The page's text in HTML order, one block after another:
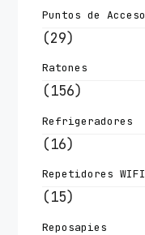
Puntos de Acceso
(29)
Ratones
(156)
Refrigeradores
(16)
Repetidores WIFI
(15)
Reposapies